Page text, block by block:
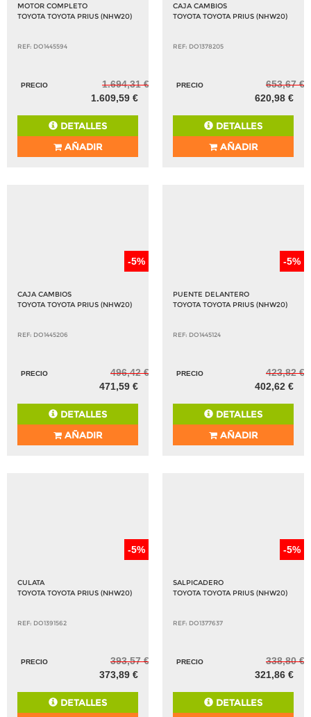
MOTOR COMPLETO
TOYOTA TOYOTA PRIUS (NHW20)
REF: DO1445594
PRECIO
1.694,31 €
1.609,59 €
DETALLES
AÑADIR
CAJA CAMBIOS
TOYOTA TOYOTA PRIUS (NHW20)
REF: DO1378205
PRECIO
653,67 €
620,98 €
DETALLES
AÑADIR
-5%
CAJA CAMBIOS
TOYOTA TOYOTA PRIUS (NHW20)
REF: DO1445206
PRECIO
496,42 €
471,59 €
DETALLES
AÑADIR
-5%
PUENTE DELANTERO
TOYOTA TOYOTA PRIUS (NHW20)
REF: DO1445124
PRECIO
423,82 €
402,62 €
DETALLES
AÑADIR
-5%
CULATA
TOYOTA TOYOTA PRIUS (NHW20)
REF: DO1391562
PRECIO
393,57 €
373,89 €
DETALLES
-5%
SALPICADERO
TOYOTA TOYOTA PRIUS (NHW20)
REF: DO1377637
PRECIO
338,80 €
321,86 €
DETALLES